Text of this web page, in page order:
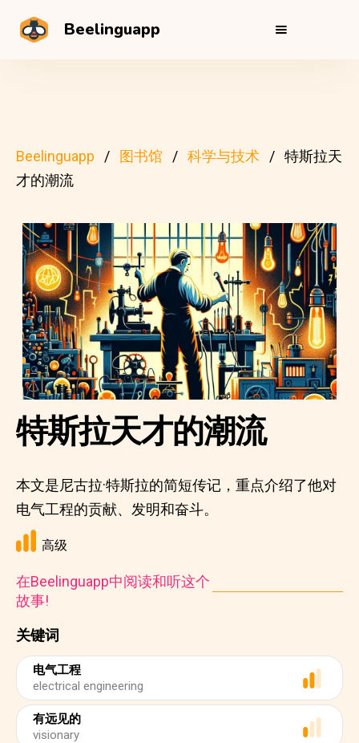
Beelinguapp
Beelinguapp 图书馆 科学与技术
特斯拉天
才的潮流
关键词
电气工程
electrical engineering
有远见的
visionary
特斯拉天才的潮流
本文是尼古拉·特斯拉的简短传记，重点介绍了他对
电气工程的贡献、发明和奋斗。
高级
在Beelinguapp中阅读和听这个
故事!